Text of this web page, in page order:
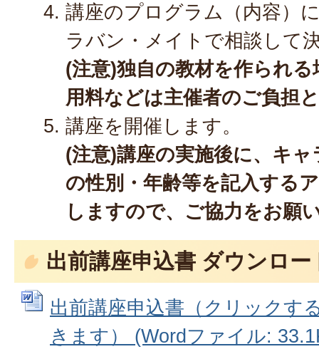
講座のプログラム（内容）
ラバン・メイトで相談して
(注意)独自の教材を作られ
用料などは主催者のご負担
講座を開催します。
(注意)講座の実施後に、キ
の性別・年齢等を記入する
しますので、ご協力をお願
出前講座申込書 ダウンロー
出前講座申込書（クリックす
きます） (Wordファイル: